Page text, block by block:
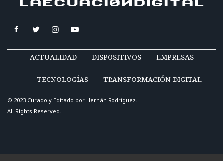
ACTUALIDAD DISPOSITIVOS EMPRESAS
TECNOLOGÍAS TRANSFORMACIÓN DIGITAL
© 2023 Curado y Editado por Hernán Rodríguez.
All Rights Reserved.